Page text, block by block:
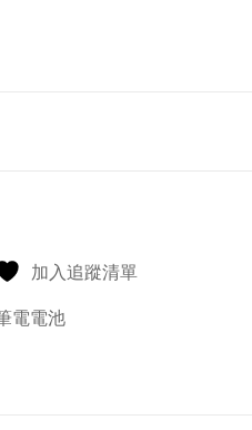
加入追蹤清單
電電池